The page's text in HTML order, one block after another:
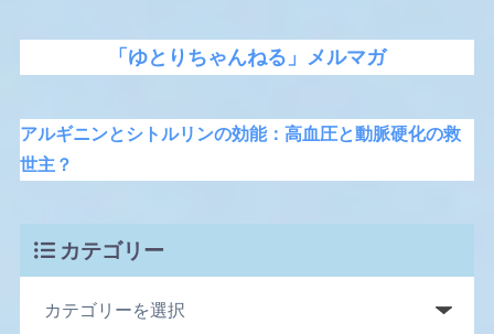
「ゆとりちゃんねる」メルマガ
アルギニンとシトルリンの効能：高血圧と動脈硬化の救
世主？
カテゴリー